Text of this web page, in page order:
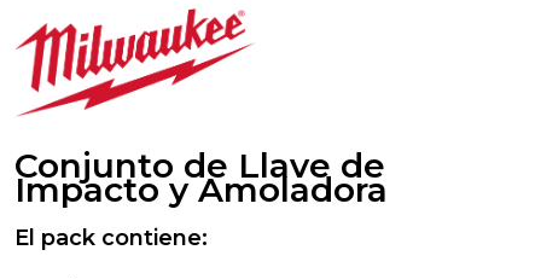
Conjunto de Llave de
Impacto y Amoladora
El pack contiene: